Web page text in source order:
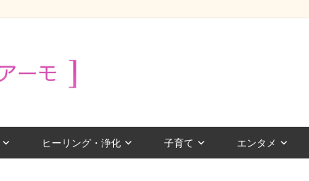
ヒーリング・浄化 子育て エンタメ